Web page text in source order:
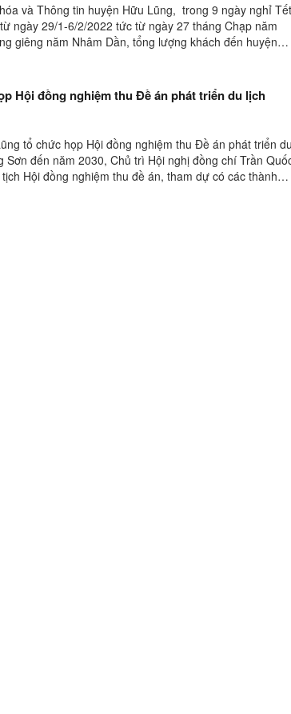
và Thông tin huyện Hữu Lũng, trong 9 ngày nghỉ Tết
ngày 29/1-6/2/2022 tức từ ngày 27 tháng Chạp năm
giêng năm Nhâm Dần, tổng lượng khách đến huyện
Hội đồng nghiệm thu Đề án phát triển du lịch
tổ chức họp Hội đồng nghiệm thu Đề án phát triển du
Sơn đến năm 2030, Chủ trì Hội nghị đồng chí Trần
Hội đồng nghiệm thu đề án, tham dự có các thành